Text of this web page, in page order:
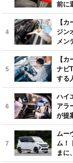
前に
年6
4
【
ジン
メン
気モ
5
【
ナビ
する
月版
6
ハイ
アラ
が提
動体
7
ムー
ム！
まに